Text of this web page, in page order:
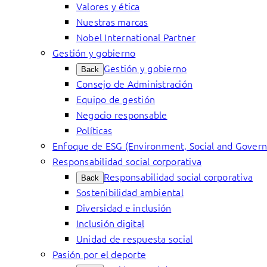
Valores y ética
Nuestras marcas
Nobel International Partner
Gestión y gobierno
Back Gestión y gobierno
Consejo de Administración
Equipo de gestión
Negocio responsable
Políticas
Enfoque de ESG (Environment, Social and
Responsabilidad social corporativa
Back Responsabilidad social corporativa
Sostenibilidad ambiental
Diversidad e inclusión
Inclusión digital
Unidad de respuesta social
Pasión por el deporte